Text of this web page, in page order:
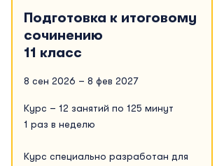
Подготовка к итоговому
сочинению
11 класс
8 сен 2026 – 8 фев 2027
Курс – 12 занятий по 125 минут
1 раз в неделю
Курс специально разработан для